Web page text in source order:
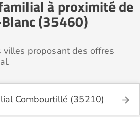
à proximité de
(35460)
villes proposant des offres
Combourtillé (35210)